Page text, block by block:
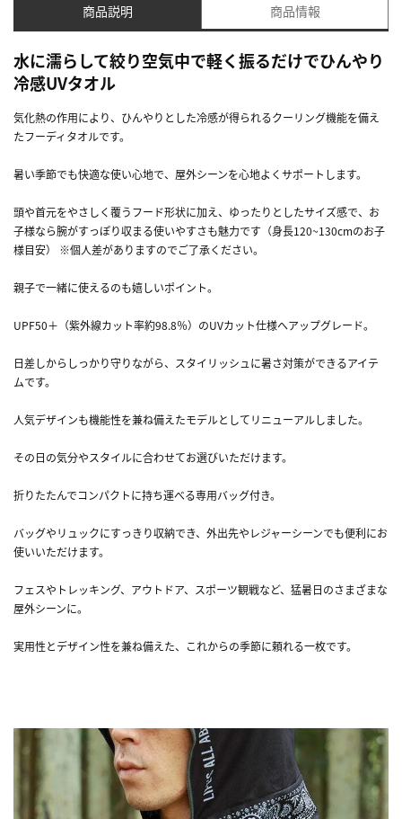
商品説明 商品情報
水に濡らして絞り空気中で軽く振るだけでひんやり
冷感UVタオル
気化熱の作用により、ひんやりとした冷感が得られるクーリング機能を備え
たフーディタオルです。
暑い季節でも快適な使い心地で、屋外シーンを心地よくサポートします。
頭や首元をやさしく覆うフード形状に加え、ゆったりとしたサイズ感で、お
子様なら腕がすっぽり収まる使いやすさも魅力です（身長120~130cmのお子
様目安） ※個人差がありますのでご了承ください。
親子で一緒に使えるのも嬉しいポイント。
UPF50＋（紫外線カット率約98.8％）のUVカット仕様へアップグレード。
日差しからしっかり守りながら、スタイリッシュに暑さ対策ができるアイテ
ムです。
人気デザインも機能性を兼ね備えたモデルとしてリニューアルしました。
その日の気分やスタイルに合わせてお選びいただけます。
折りたたんでコンパクトに持ち運べる専用バッグ付き。
バッグやリュックにすっきり収納でき、外出先やレジャーシーンでも便利にお
使いいただけます。
フェスやトレッキング、アウトドア、スポーツ観戦など、猛暑日のさまざまな
屋外シーンに。
実用性とデザイン性を兼ね備えた、これからの季節に頼れる一枚です。